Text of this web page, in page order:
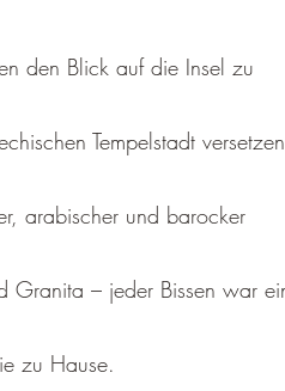
den Blick auf die Insel zu
Tempelstadt
arabischer und barocker
Granita – jeder Bissen war
zu Hause.